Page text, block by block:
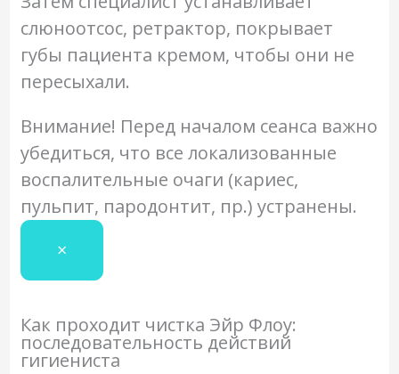
слюноотсос, ретрактор, покрывает
губы пациента кремом, чтобы они не
пересыхали.
Внимание! Перед началом сеанса важно
убедиться, что все локализованные
воспалительные очаги (кариес,
пульпит, пародонтит, пр.) устранены.
×
Как проходит чистка Эйр Флоу:
последовательность действий
гигиениста